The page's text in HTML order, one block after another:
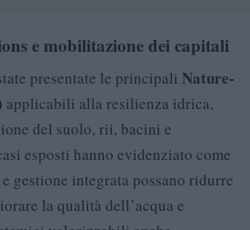
e mobilitazione dei capitali
presentate le principali Nature-
applicabili alla resilienza idrica,
del suolo, rii, bacini e
esposti hanno evidenziato come
gestione integrata possano ridurre
la qualità dell’acqua e